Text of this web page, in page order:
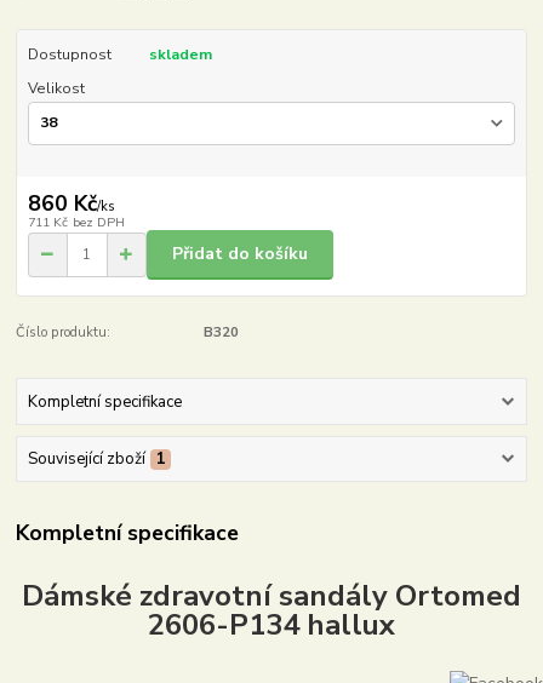
Dostupnost
skladem
Velikost
860 Kč/ks
711 Kč bez DPH
Přidat do košíku
Číslo produktu: B320
Kompletní specifikace
Související zboží 1
Kompletní specifikace
Dámské zdravotní sandály Ortomed
2606-P134 hallux